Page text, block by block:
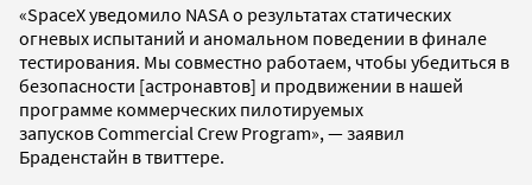
«SpaceX уведомило NASA о результатах статических
огневых испытаний и аномальном поведении в финале
тестирования. Мы совместно работаем, чтобы убедиться в
безопасности [астронавтов] и продвижении в нашей
программе коммерческих пилотируемых
запусков Commercial Crew Program», — заявил
Браденстайн в твиттере.